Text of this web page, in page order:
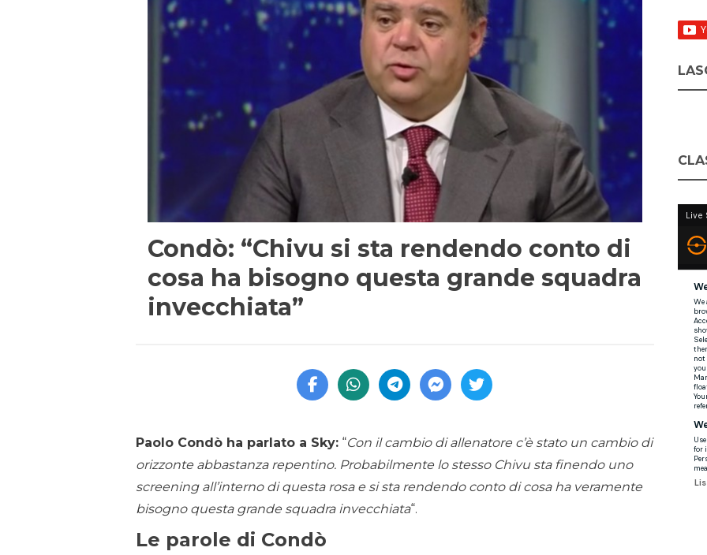
Condò: “Chivu si sta rendendo conto di
cosa ha bisogno questa grande squadra
invecchiata”
Paolo Condò ha parlato a Sky: “Con il cambio di allenatore c’è stato un cambio di
orizzonte abbastanza repentino. Probabilmente lo stesso Chivu sta finendo uno
screening all’interno di questa rosa e si sta rendendo conto di cosa ha veramente
bisogno questa grande squadra invecchiata“.
Le parole di Condò